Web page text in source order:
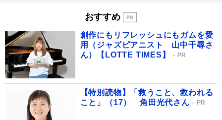
おすすめ
創作にもリフレッシュにもガムを愛
用（ジャズピアニスト 山中千尋さ
ん）【LOTTE TIMES】
PR
【特別読物】「救うこと、救われる
こと」（17） 角田光代さん
PR